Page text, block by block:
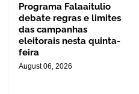
Programa Falaaitulio
debate regras e limites
das campanhas
eleitorais nesta quinta-
feira
August 06, 2026